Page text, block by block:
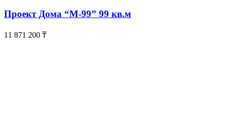
Проект Дома “М-99” 99 кв.м
11 871 200 ₸